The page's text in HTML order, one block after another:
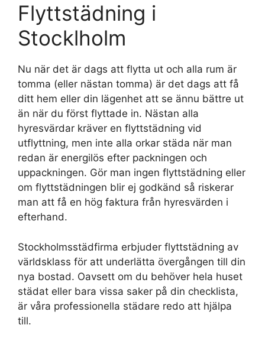
Flyttstädning i
Stocklholm
Nu när det är dags att flytta ut och alla rum är
tomma (eller nästan tomma) är det dags att få
ditt hem eller din lägenhet att se ännu bättre ut
än när du först flyttade in. Nästan alla
hyresvärdar kräver en flyttstädning vid
utflyttning, men inte alla orkar städa när man
redan är energilös efter packningen och
uppackningen. Gör man ingen flyttstädning eller
om flyttstädningen blir ej godkänd så riskerar
man att få en hög faktura från hyresvärden i
efterhand.
Stockholmsstädfirma erbjuder flyttstädning av
världsklass för att underlätta övergången till din
nya bostad. Oavsett om du behöver hela huset
städat eller bara vissa saker på din checklista,
är våra professionella städare redo att hjälpa
till.